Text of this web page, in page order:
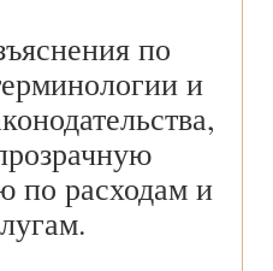
по
и
по расходам и